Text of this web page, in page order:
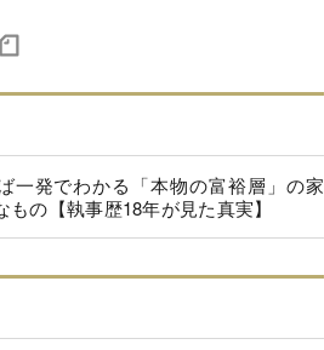
一発でわかる「本物の富裕層」の家
もの【執事歴18年が見た真実】